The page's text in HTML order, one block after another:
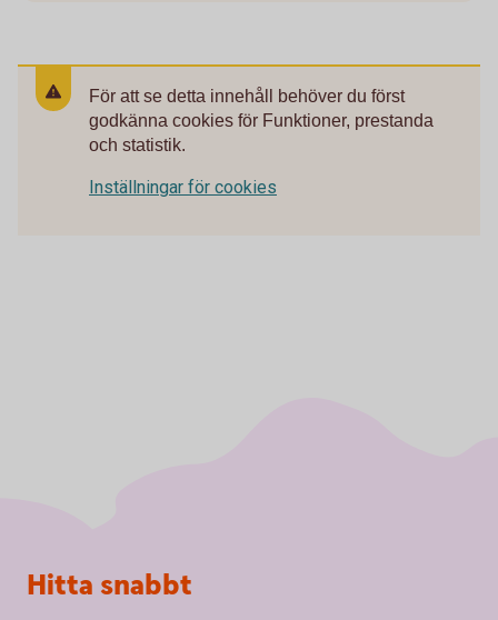
För att se detta innehåll behöver du först
godkänna cookies för Funktioner, prestanda
och statistik.
Inställningar för cookies
Sidfot
Hitta snabbt